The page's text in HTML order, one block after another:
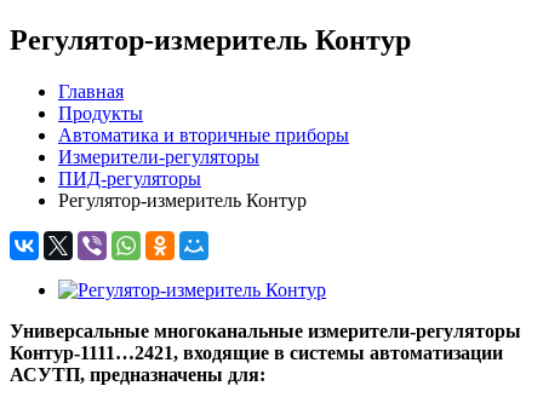
Регулятор-измеритель Контур
Главная
Продукты
Автоматика и вторичные приборы
Измерители-регуляторы
ПИД-регуляторы
Регулятор-измеритель Контур
Универсальные многоканальные измерители-регуляторы
Контур-1111…2421, входящие в системы автоматизации
АСУТП, предназначены для: